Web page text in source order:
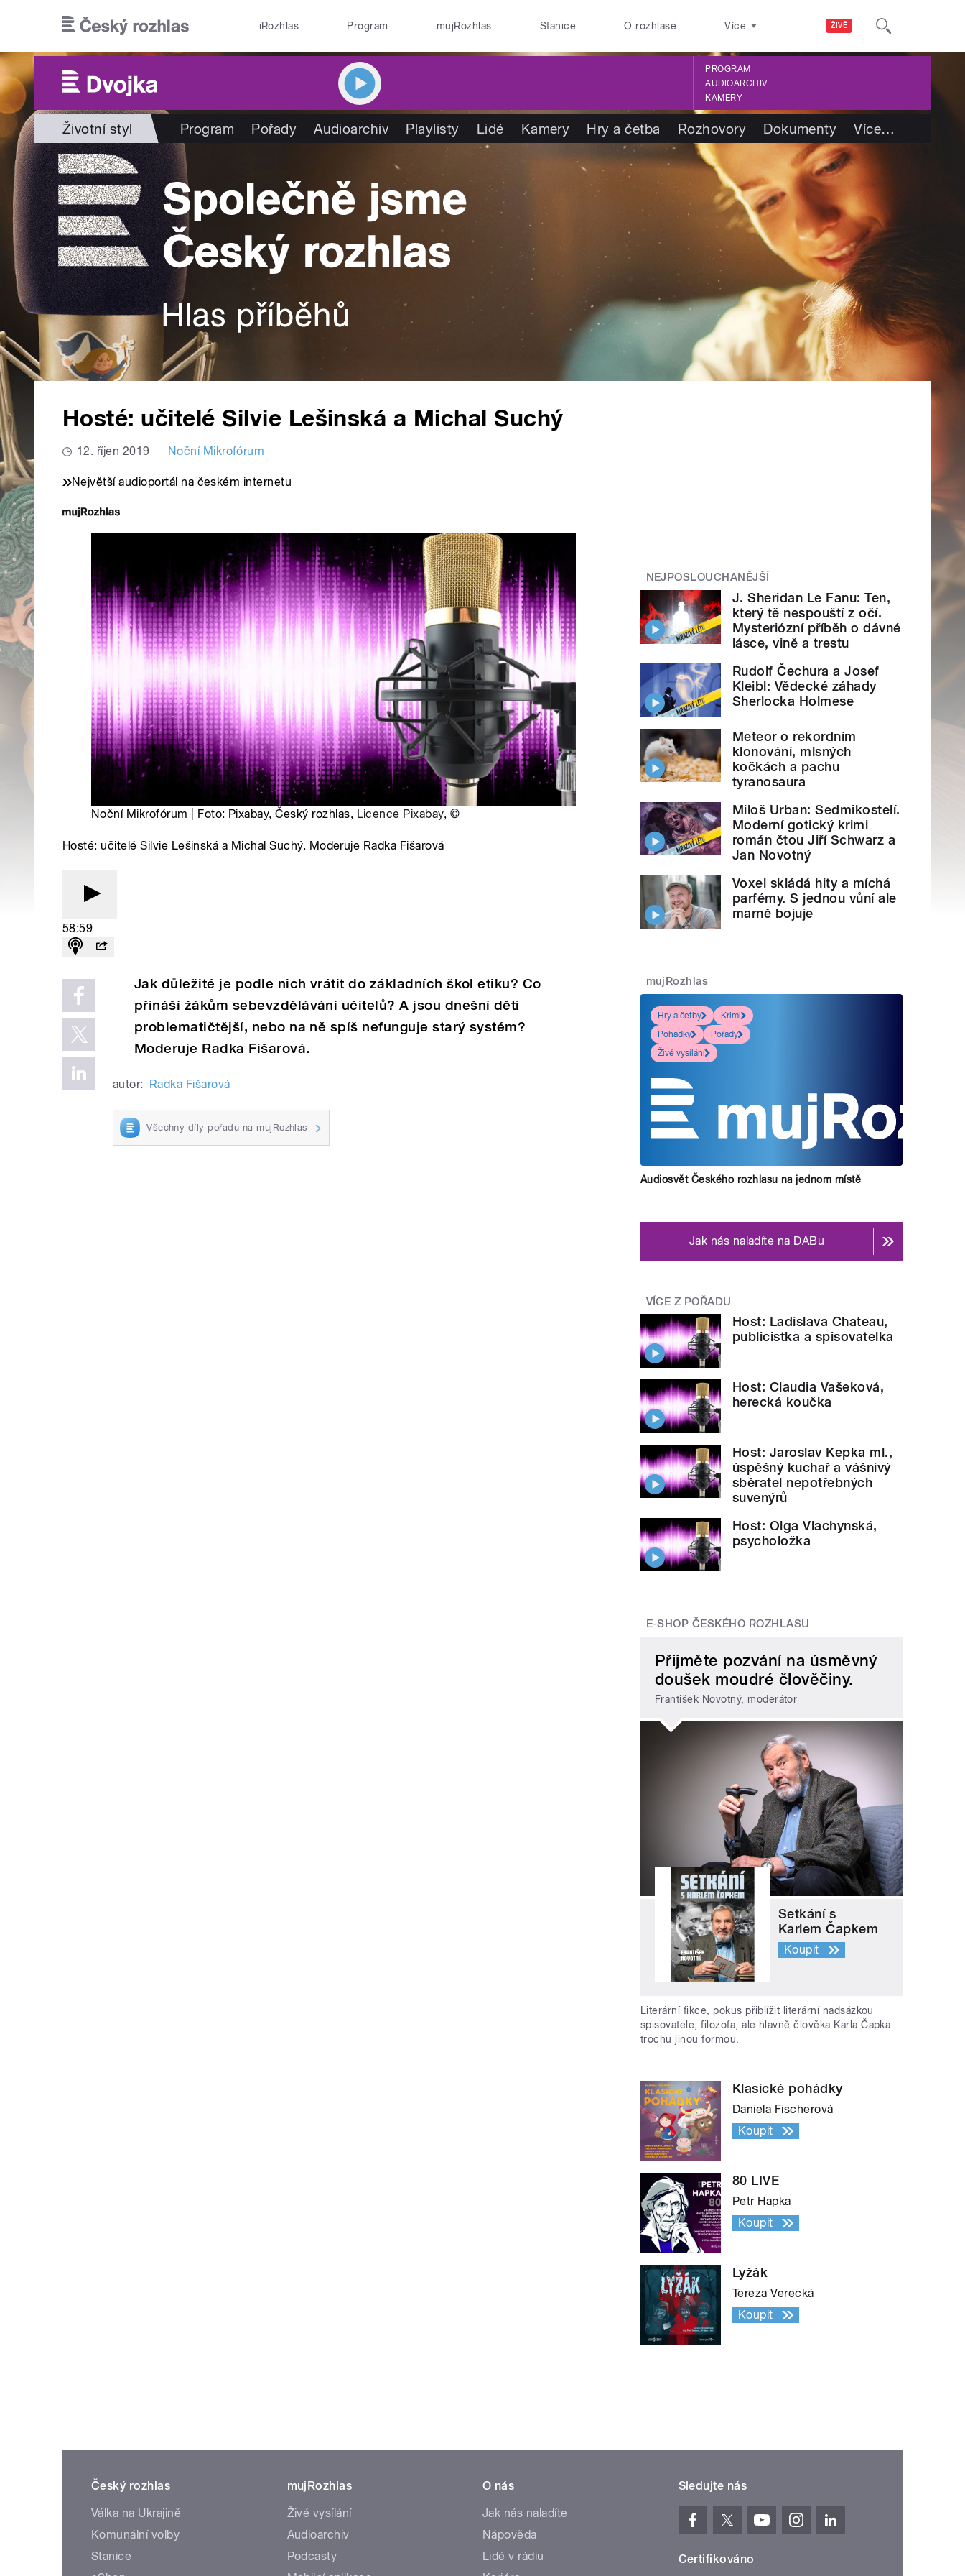
ŽIVĚ
iRozhlas Program mujRozhlas Stanice O rozhlase Více
PROGRAM
AUDIOARCHIV
KAMERY
Životní styl Program Pořady Audioarchiv Playlisty Lidé Kamery Hry a četba Rozhovory Dokumenty Více…
Hosté: učitelé Silvie Lešinská a Michal Suchý
12. říjen 2019 Noční Mikrofórum
Největší audioportál na českém internetu
Noční Mikrofórum | Foto: Pixabay, Český rozhlas, Licence Pixabay, ©
Hosté: učitelé Silvie Lešinská a Michal Suchý. Moderuje Radka Fišarová
58:59
Jak důležité je podle nich vrátit do základních škol etiku? Co
přináší žákům sebevzdělávání učitelů? A jsou dnešní děti
problematičtější, nebo na ně spíš nefunguje starý systém?
Moderuje Radka Fišarová.
autor: Radka Fišarová
Všechny díly pořadu na mujRozhlas
NEJPOSLOUCHANĚJŠÍ
J. Sheridan Le Fanu: Ten,
který tě nespouští z očí.
Mysteriózní příběh o dávné
lásce, vině a trestu
Rudolf Čechura a Josef
Kleibl: Vědecké záhady
Sherlocka Holmese
Meteor o rekordním
klonování, mlsných
kočkách a pachu
tyranosaura
Miloš Urban: Sedmikostelí.
Moderní gotický krimi
román čtou Jiří Schwarz a
Jan Novotný
Voxel skládá hity a míchá
parfémy. S jednou vůní ale
marně bojuje
mujRozhlas
Hry a četby
Krimi
Pohádky
Pořady
Živé vysílání
Audiosvět Českého rozhlasu na jednom místě
Jak nás naladíte na DABu
VÍCE Z POŘADU
Host: Ladislava Chateau,
publicistka a spisovatelka
Host: Claudia Vašeková,
herecká koučka
Host: Jaroslav Kepka ml.,
úspěšný kuchař a vášnivý
sběratel nepotřebných
suvenýrů
Host: Olga Vlachynská,
psycholožka
E-SHOP ČESKÉHO ROZHLASU
Přijměte pozvání na úsměvný
doušek moudré člověčiny.
František Novotný, moderátor
Setkání s
Karlem Čapkem
Koupit
Literární fikce, pokus přiblížit literární nadsázkou
spisovatele, filozofa, ale hlavně člověka Karla Čapka
trochu jinou formou.
Klasické pohádky
Daniela Fischerová
Koupit
80 LIVE
Petr Hapka
Koupit
Lyžák
Tereza Verecká
Koupit
Český rozhlas
Válka na Ukrajině
Komunální volby
Stanice
mujRozhlas
Živé vysílání
Audioarchiv
Podcasty
O nás
Jak nás naladíte
Nápověda
Lidé v rádiu
Sledujte nás
Certifikováno